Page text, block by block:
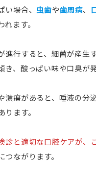
場合、 虫歯や歯周病、
ます。
行すると、 細菌が産生
き、酸っぱい味や口臭が
潰瘍があると、 唾液の分
ります。
診と適切な口腔ケアが、
つながります。